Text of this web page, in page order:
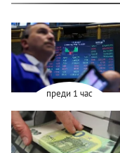
преди 1 час